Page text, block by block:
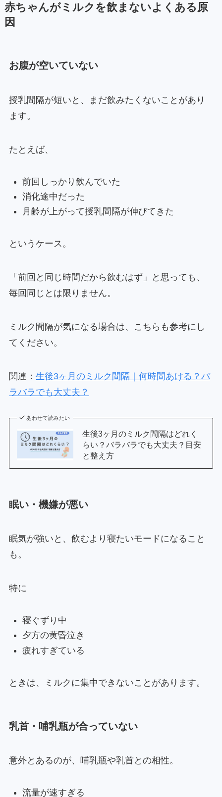
赤ちゃんがミルクを飲まないよくある原
因
お腹が空いていない
授乳間隔が短いと、まだ飲みたくないことがあり
ます。
たとえば、
前回しっかり飲んでいた
消化途中だった
月齢が上がって授乳間隔が伸びてきた
というケース。
「前回と同じ時間だから飲むはず」と思っても、
毎回同じとは限りません。
ミルク間隔が気になる場合は、こちらも参考にし
てください。
関連： 生後3ヶ月のミルク間隔｜何時間あける？バ
ラバラでも大丈夫？
あわせて読みたい
生後3ヶ月のミルク間隔はどれく
らい？バラバラでも大丈夫？目安
と整え方
眠い・機嫌が悪い
眠気が強いと、飲むより寝たいモードになること
も。
特に
寝ぐずり中
夕方の黄昏泣き
疲れすぎている
ときは、ミルクに集中できないことがあります。
乳首・哺乳瓶が合っていない
意外とあるのが、哺乳瓶や乳首との相性。
流量が速すぎる